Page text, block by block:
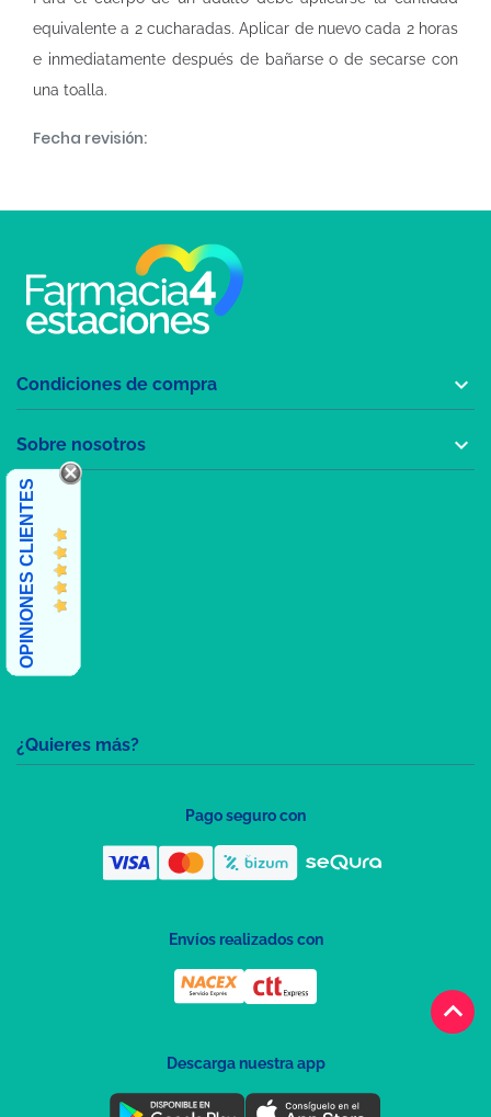
equivalente a 2 cucharadas. Aplicar de nuevo cada 2 horas
e inmediatamente después de bañarse o de secarse con
una toalla.
Fecha revisión:
keyboard_arrow_up
¿Quieres más?
Condiciones de compra 
Sobre nosotros 
OPINIONES CLIENTES
Pago seguro con
Envíos realizados con
Descarga nuestra app